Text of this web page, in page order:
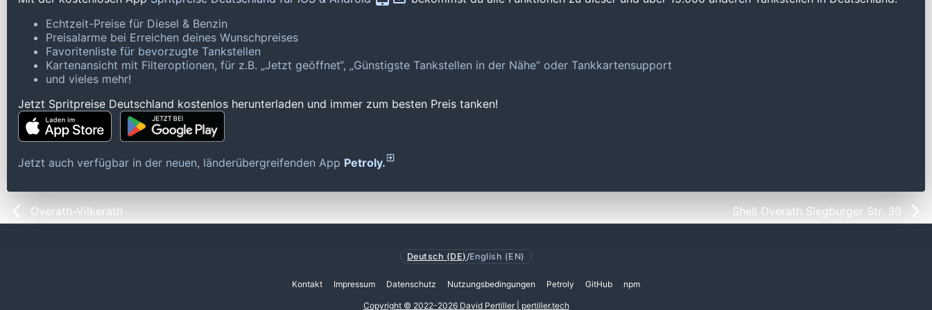
Echtzeit-Preise für Diesel & Benzin
Preisalarme bei Erreichen deines Wunschpreises
Favoritenliste für bevorzugte Tankstellen
Kartenansicht mit Filteroptionen, für z.B. „Jetzt geöffnet“, „Günstigste Tankstellen in der Nähe“ oder Tankkartensupport
und vieles mehr!
Jetzt Spritpreise Deutschland kostenlos herunterladen und immer zum besten Preis tanken!
Jetzt auch verfügbar in der neuen, länderübergreifenden App Petroly.
Overath-Vilkerath Shell Overath Siegburger Str. 30
Deutsch (DE) /English (EN)
Kontakt Impressum Datenschutz Nutzungsbedingungen Petroly GitHub npm
Copyright © 2022-2026 David Pertiller | pertiller.tech